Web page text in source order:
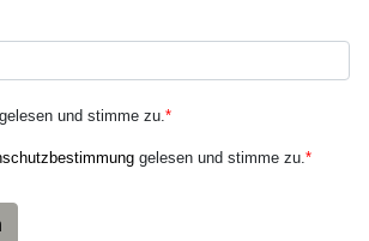
gelesen und stimme zu.*
gelesen und stimme zu.*